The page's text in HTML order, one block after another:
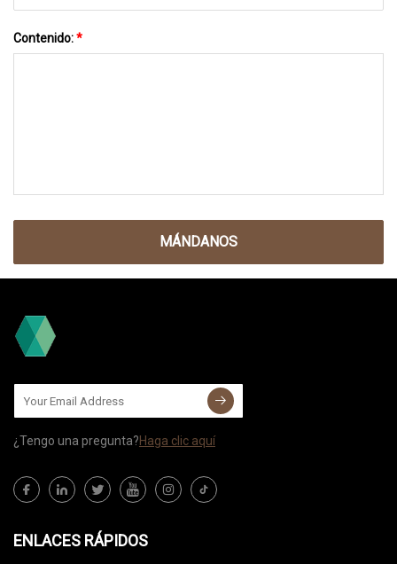
Contenido:*
MÁNDANOS
¿Tengo una pregunta?Haga clic aquí
ENLACES RÁPIDOS